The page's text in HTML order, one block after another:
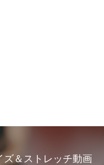
ズ＆ストレッチ動画